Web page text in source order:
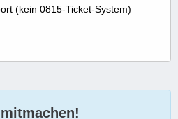
(kein 0815-Ticket-System)